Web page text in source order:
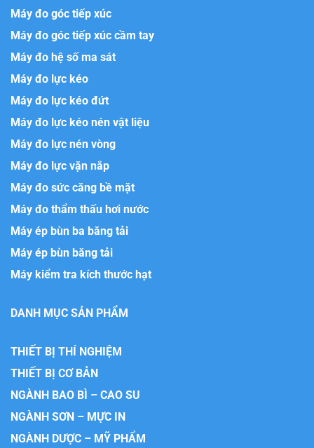
Máy đo góc tiếp xúc
Máy đo góc tiếp xúc cầm tay
Máy đo hệ số ma sát
Máy đo lực kéo
Máy đo lực kéo đứt
Máy đo lực kéo nén vật liệu
Máy đo lực nén vòng
Máy đo lực vặn nắp
Máy đo sức căng bề mặt
Máy đo thẩm thấu hơi nước
Máy ép bùn ba băng tải
Máy ép bùn băng tải
Máy kiểm tra kích thước hạt
DANH MỤC SẢN PHẨM
THIẾT BỊ THÍ NGHIỆM
THIẾT BỊ CƠ BẢN
NGÀNH BAO BÌ – CAO SU
NGÀNH SƠN – MỰC IN
NGÀNH DƯỢC – MỸ PHẨM